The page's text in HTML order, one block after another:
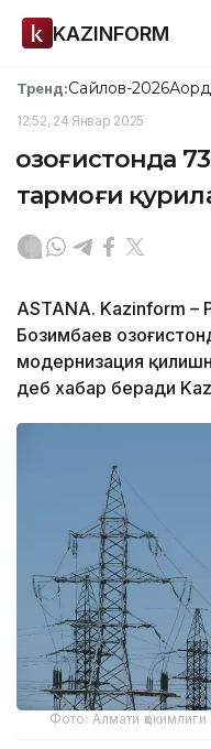
KAZINFORM
Тренд:Сайлов-2026
12:52, 24 Январ 2025
Қозоғистонда
тармоғи
ASTANA. Kazinform –
Бозимбаев
модернизация
деб хабар беради
Фото: Алмати ҳокимлиги